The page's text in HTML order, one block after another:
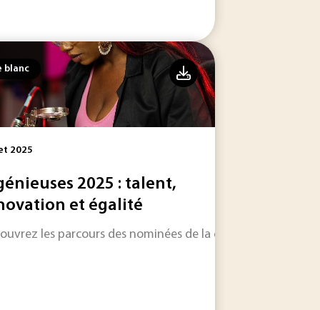
avons rencontré différents acteurs de Global Industrie.
blanc
2025
2025 : talent,
et égalité
les parcours des nominées de la catégorie Femme